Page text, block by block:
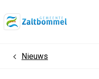
HomeNieuws